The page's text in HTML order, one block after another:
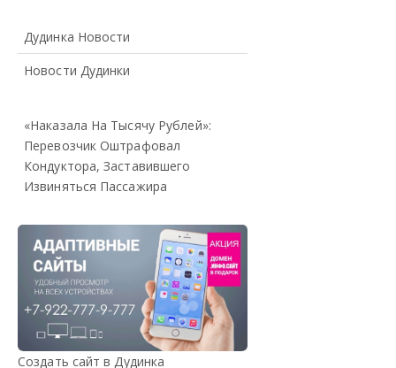
Дудинка Новости
Новости Дудинки
«Наказала На Тысячу Рублей»:
Перевозчик Оштрафовал
Кондуктора, Заставившего
Извиняться Пассажира
Создать сайт в Дудинка